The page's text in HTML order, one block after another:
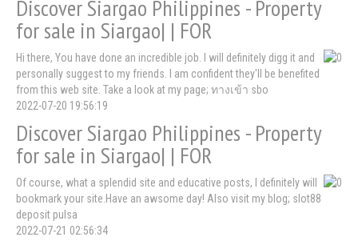
Discover Siargao Philippines - Property
for sale in Siargao| | FOR
Hi there, You have done an incredible job. I will definitely digg it and
personally suggest to my friends. I am confident they'll be benefited
from this web site. Take a look at my page; ทางเข้า sbo
2022-07-20 19:56:19
Discover Siargao Philippines - Property
for sale in Siargao| | FOR
Of course, what a splendid site and educative posts, I definitely will
bookmark your site.Have an awsome day! Also visit my blog; slot88
deposit pulsa
2022-07-21 02:56:34